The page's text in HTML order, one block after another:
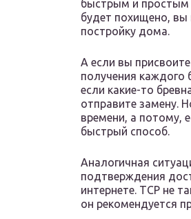
быстрым и простым
будет похищено, вы
постройку дома.
А если вы
получения каждого
если какие-то
отправите замену.
времени, а потому,
быстрый способ.
Аналогичная
подтверждения
интернете. TCP не
он рекомендуется